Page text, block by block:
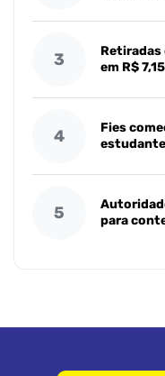
3
Retiradas
em R$
4
Fies
5
para